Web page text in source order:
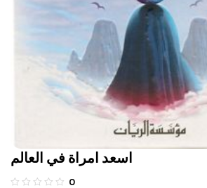
اسعد امراة في العالم
0